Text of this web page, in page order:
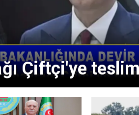
Çiftçi'ye